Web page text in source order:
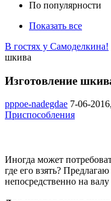
По популярности
Показать все
В гостях у Самоделкина!
шкива
Изготовление
pppoe-nadegdae 7-06-
Приспособления
Иногда может
где его взять?
непосредственно на валу